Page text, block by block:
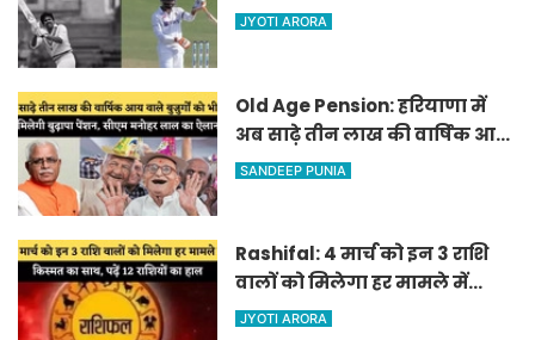
जडेजा, ऐसा करने वाले बने मात्र
JYOTI ARORA
Old Age Pension: हरियाणा में
अब साढ़े तीन लाख की वार्षिक आय
वाले बुजुर्गों को भी मिलेगी बुढ़ापा
SANDEEP PUNIA
Rashifal: 4 मार्च को इन 3 राशि
वालों को मिलेगा हर मामले में
किस्मत का साथ, पढ़ें 12 राशियों का
JYOTI ARORA